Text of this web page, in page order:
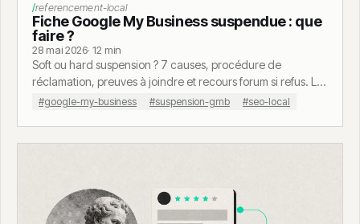
referencement-local
Fiche Google My Business suspendue : que
faire ?
28 mai 2026· 12 min
Soft ou hard suspension ? 7 causes, procédure de
réclamation, preuves à joindre et recours forum si refus. Le
protocole complet pour les PME.
#google-my-business #suspension-gmb #seo-local